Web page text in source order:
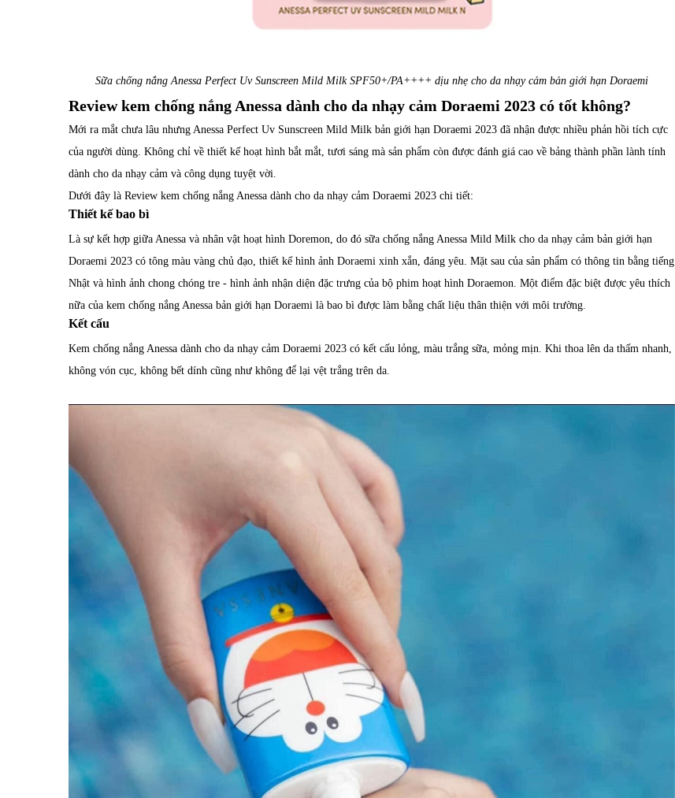
Sữa chống nắng Anessa Perfect Uv Sunscreen Mild Milk SPF50+/PA++++ dịu nhẹ cho da nhạy cảm bản giới hạn Doraemi
Review kem chống nắng Anessa dành cho da nhạy cảm Doraemi 2023 có tốt không?
Mới ra mắt chưa lâu nhưng Anessa Perfect Uv Sunscreen Mild Milk bản giới hạn Doraemi 2023 đã nhận được nhiều phản hồi tích cực
của người dùng. Không chỉ về thiết kế hoạt hình bắt mắt, tươi sáng mà sản phẩm còn được đánh giá cao về bảng thành phần lành tính
dành cho da nhạy cảm và công dụng tuyệt vời.
Dưới đây là Review kem chống nắng Anessa dành cho da nhạy cảm Doraemi 2023 chi tiết:
Thiết kế bao bì
Là sự kết hợp giữa Anessa và nhân vật hoạt hình Doremon, do đó sữa chống nắng Anessa Mild Milk cho da nhạy cảm bản giới hạn
Doraemi 2023 có tông màu vàng chủ đạo, thiết kế hình ảnh Doraemi xinh xắn, đáng yêu. Mặt sau của sản phẩm có thông tin bằng tiếng
Nhật và hình ảnh chong chóng tre - hình ảnh nhận diện đặc trưng của bộ phim hoạt hình Doraemon. Một điểm đặc biệt được yêu thích
nữa của kem chống nắng Anessa bản giới hạn Doraemi là bao bì được làm bằng chất liệu thân thiện với môi trường.
Kết cấu
Kem chống nắng Anessa dành cho da nhạy cảm Doraemi 2023 có kết cấu lỏng, màu trắng sữa, mỏng mịn. Khi thoa lên da thấm nhanh,
không vón cục, không bết dính cũng như không để lại vệt trắng trên da.